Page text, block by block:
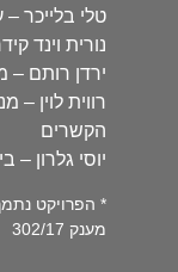
טלי בלייכר –
נורית וינד
ירדן רותם –
רווית לוין
הקשרים
יוסי גלרון –
* הפרויקט
מענק 302/17